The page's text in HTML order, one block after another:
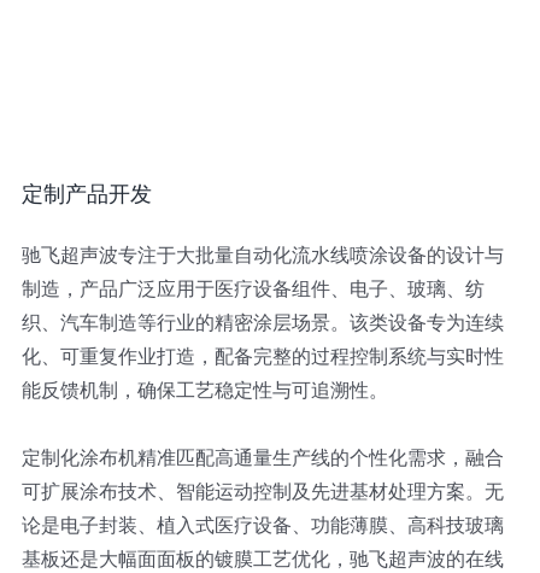
定制产品开发
驰飞超声波专注于大批量自动化流水线喷涂设备的设计与
制造，产品广泛应用于医疗设备组件、电子、玻璃、纺
织、汽车制造等行业的精密涂层场景。该类设备专为连续
化、可重复作业打造，配备完整的过程控制系统与实时性
能反馈机制，确保工艺稳定性与可追溯性。
定制化涂布机精准匹配高通量生产线的个性化需求，融合
可扩展涂布技术、智能运动控制及先进基材处理方案。无
论是电子封装、植入式医疗设备、功能薄膜、高科技玻璃
基板还是大幅面面板的镀膜工艺优化，驰飞超声波的在线